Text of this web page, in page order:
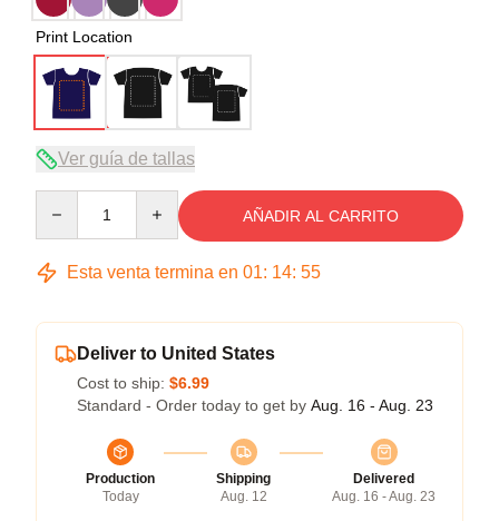
Print Location
Ver guía de tallas
AÑADIR AL CARRITO
Esta venta termina en 01: 14: 54
Deliver to United States
Cost to ship: $6.99
Standard - Order today to get by Aug. 16 - Aug. 23
Production
Today
Shipping
Aug. 12
Delivered
Aug. 16 - Aug. 23